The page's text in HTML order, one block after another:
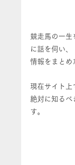
競走馬の一生
に話を伺い
情報をまとめ
現在サイト上
絶対に知るべ
す。